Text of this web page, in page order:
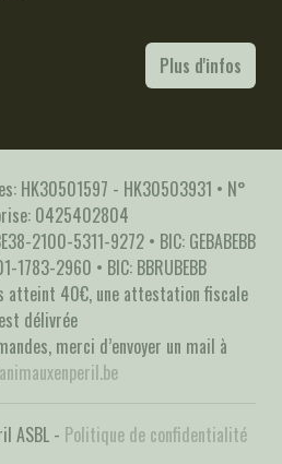
Plus d'infos
HK30501597 - HK30503931 • N°
0425402804
2100-5311-9272 • BIC: GEBABEBB
1783-2960 • BIC: BBRUBEBB
atteint 40€, une attestation fiscale
est délivrée
merci d’envoyer un mail à
ASBL - Politique de confidentialité